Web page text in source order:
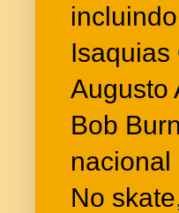
Isaquias
Augusto
Bob
No